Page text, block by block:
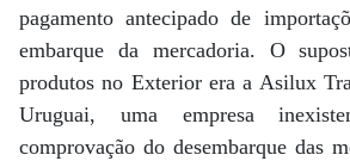
pagamento antecipado de
embarque da mercadoria. O
produtos no Exterior era a Asilux
Uruguai, uma empresa
comprovação do desembarque das